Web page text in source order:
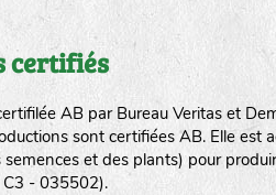
certifiés
AB par Bureau Veritas et
sont certifiées AB. Elle est
et des plants) pour
C3 - 035502).